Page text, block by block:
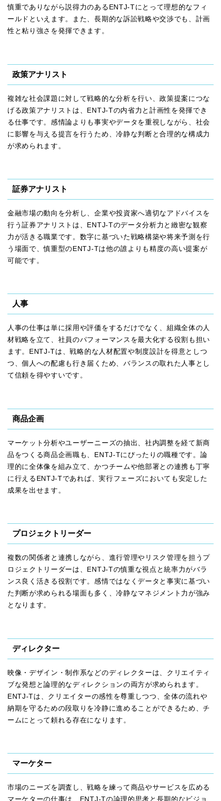
慎重でありながら説得力のあるENTJ-Tにとって理想的なフィ
ールドといえます。また、長期的な訴訟戦略や交渉でも、計画
性と粘り強さを発揮できます。
政策アナリスト
複雑な社会課題に対して戦略的な分析を行い、政策提案につな
げる政策アナリストは、ENTJ-Tの内省力と計画性を発揮でき
る仕事です。感情論よりも事実やデータを重視しながら、社会
に影響を与える提言を行うため、冷静な判断と合理的な構成力
が求められます。
証券アナリスト
金融市場の動向を分析し、企業や投資家へ適切なアドバイスを
行う証券アナリストは、ENTJ-Tのデータ分析力と緻密な観察
力が活きる職業です。数字に基づいた戦略構築や将来予測を行
う場面で、慎重型のENTJ-Tは他の誰よりも精度の高い提案が
可能です。
人事
人事の仕事は単に採用や評価をするだけでなく、組織全体の人
材戦略を立て、社員のパフォーマンスを最大化する役割も担い
ます。ENTJ-Tは、戦略的な人材配置や制度設計を得意としつ
つ、個人への配慮も行き届くため、バランスの取れた人事とし
て信頼を得やすいです。
商品企画
マーケット分析やユーザーニーズの抽出、社内調整を経て新商
品をつくる商品企画職も、ENTJ-Tにぴったりの職種です。論
理的に全体像を組み立て、かつチームや他部署との連携も丁寧
に行えるENTJ-Tであれば、実行フェーズにおいても安定した
成果を出せます。
プロジェクトリーダー
複数の関係者と連携しながら、進行管理やリスク管理を担うプ
ロジェクトリーダーは、ENTJ-Tの慎重な視点と統率力がバラ
ンス良く活きる役割です。感情ではなくデータと事実に基づい
た判断が求められる場面も多く、冷静なマネジメント力が強み
となります。
ディレクター
映像・デザイン・制作系などのディレクターは、クリエイティ
ブな発想と論理的なディレクションの両方が求められます。
ENTJ-Tは、クリエイターの感性を尊重しつつ、全体の流れや
納期を守るための段取りを冷静に進めることができるため、チ
ームにとって頼れる存在になります。
マーケター
市場のニーズを調査し、戦略を練って商品やサービスを広める
マーケターの仕事は、ENTJ-Tの論理的思考と長期的なビジョ